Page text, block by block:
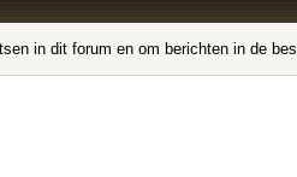
in dit forum en om berichten in de